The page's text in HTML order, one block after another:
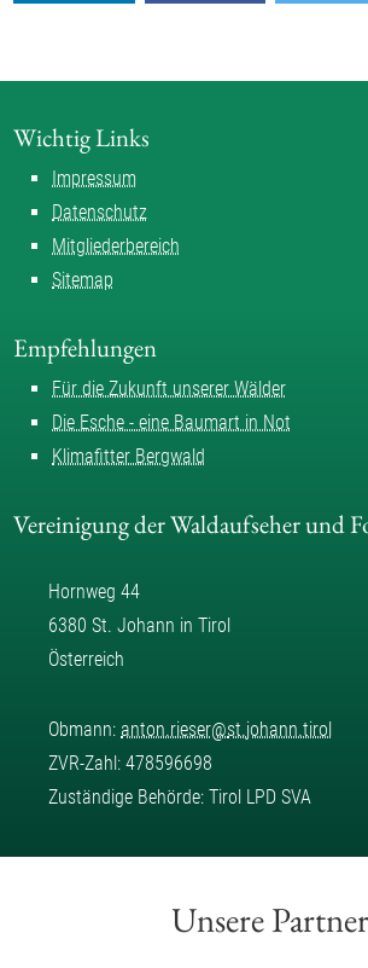
Wichtig Links
Impressum
Datenschutz
Mitgliederbereich
Sitemap
Empfehlungen
Für die Zukunft unserer Wälder
Die Esche - eine Baumart in Not
Klimafitter Bergwald
Vereinigung der Waldaufseher und
Hornweg 44
6380 St. Johann in Tirol
Österreich
Obmann: anton.rieser@st.johann.tirol
ZVR-Zahl: 478596698
Zuständige Behörde: Tirol LPD SVA
Unsere Partner